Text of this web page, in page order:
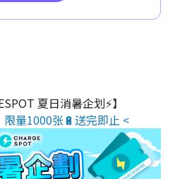
夏日消暑企划⚡】
量1000张🔋送完即止 <